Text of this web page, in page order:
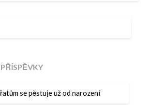
se pěstuje už od narození